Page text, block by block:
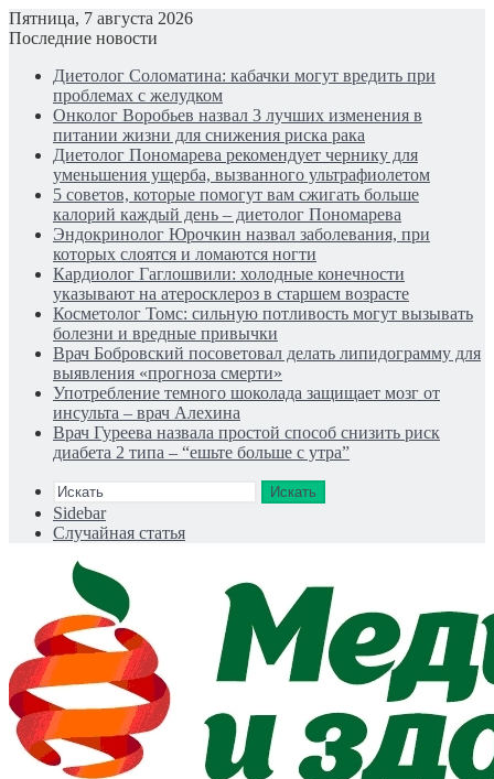
Пятница, 7 августа 2026
Последние новости
Диетолог Соломатина: кабачки могут вредить при
проблемах с желудком
Онколог Воробьев назвал 3 лучших изменения в
питании жизни для снижения риска рака
Диетолог Пономарева рекомендует чернику для
уменьшения ущерба, вызванного ультрафиолетом
5 советов, которые помогут вам сжигать больше
калорий каждый день – диетолог Пономарева
Эндокринолог Юрочкин назвал заболевания, при
которых слоятся и ломаются ногти
Кардиолог Гаглошвили: холодные конечности
указывают на атеросклероз в старшем возрасте
Косметолог Томс: сильную потливость могут вызывать
болезни и вредные привычки
Врач Бобровский посоветовал делать липидограмму для
выявления «прогноза смерти»
Употребление темного шоколада защищает мозг от
инсульта – врач Алехина
Врач Гуреева назвала простой способ снизить риск
диабета 2 типа – “ешьте больше с утра”
Искать
Sidebar
Случайная статья